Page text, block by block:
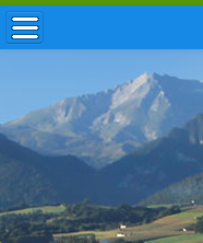
ACCUEIL / INFOS
MUNICIPALITÉ
VIE LOCALE
ENFANCE